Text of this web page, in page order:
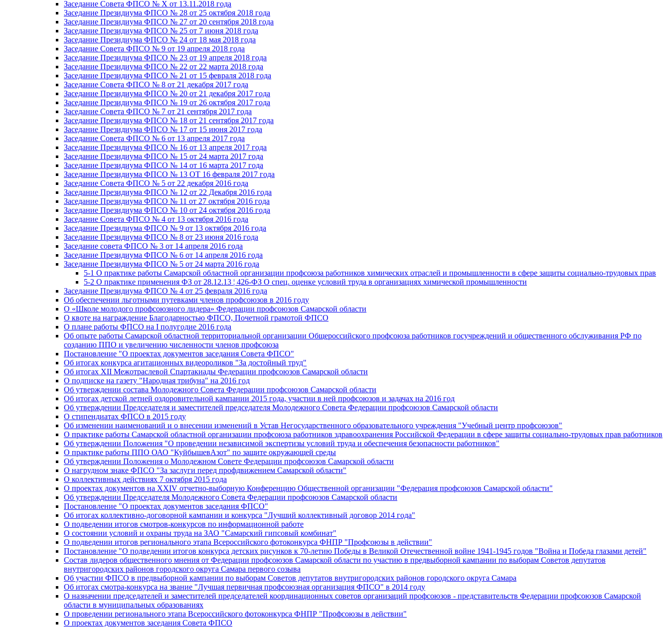
Заседание Совета ФПСО № X от 13.11.2018 года
Заседание Президиума ФПСО № 28 от 25 октября 2018 года
Заседание Президиума ФПСО № 27 от 20 сентября 2018 года
Заседание Президиума ФПСО № 25 от 7 июня 2018 года
Заседание Президиума ФПСО № 24 от 18 мая 2018 года
Заседание Совета ФПСО № 9 от 19 апреля 2018 года
Заседание Президиума ФПСО № 23 от 19 апреля 2018 года
Заседание Президиума ФПСО № 22 от 22 марта 2018 года
Заседание Президиума ФПСО № 21 от 15 февраля 2018 года
Заседание Совета ФПСО № 8 от 21 декабря 2017 года
Заседание Президиума ФПСО № 20 от 21 декабря 2017 года
Заседание Президиума ФПСО № 19 от 26 октября 2017 года
Заседание Совета ФПСО № 7 от 21 сентября 2017 года
Заседание Президиума ФПСО № 18 от 21 сентября 2017 года
Заседание Президиума ФПСО № 17 от 15 июня 2017 года
Заседание Совета ФПСО № 6 от 13 апреля 2017 года
Заседание Президиума ФПСО № 16 от 13 апреля 2017 года
Заседание Президиума ФПСО № 15 от 24 марта 2017 года
Заседание Президиума ФПСО № 14 от 16 марта 2017 года
Заседание Президиума ФПСО № 13 ОТ 16 февраля 2017 года
Заседание Совета ФПСО № 5 от 22 декабря 2016 года
Заседание Президиума ФПСО № 12 от 22 Декабря 2016 года
Заседание Президиума ФПСО № 11 от 27 октября 2016 года
Заседание Президиума ФПСО № 10 от 24 октября 2016 года
Заседание Совета ФПСО № 4 от 13 октября 2016 года
Заседание Президиума ФПСО № 9 от 13 октября 2016 года
Заседание Президиума ФПСО № 8 от 23 июня 2016 года
Заседание совета ФПСО № 3 от 14 апреля 2016 года
Заседание Президиума ФПСО № 6 от 14 апреля 2016 года
Заседание Президиума ФПСО № 5 от 24 марта 2016 года
5-1 О практике работы Самарской областной организации профсоюза работников химических отраслей и промышленности в сфере защиты социально-трудовых прав
5-2 О практике применения ФЗ от 28.12.13 ¦ 426-ФЗ О спец. оценке условий труда в организациях химической промышленности
Заседание Президиума ФПСО № 4 от 25 февраля 2016 года
Об обеспечении льготными путевками членов профсоюзов в 2016 году
О «Школе молодого профсоюзного лидера» Федерации профсоюзов Самарской области
О квоте на награждение Благодарностью ФПСО, Почетной грамотой ФПСО
О плане работы ФПСО на I полугодие 2016 года
Об опыте работы Самарской областной территориальной организации Общероссийского профсоюза работников госучреждений и общественного обслуживания РФ по
созданию ППО и увеличению численности членов профсоюза
Постановление "О проектах документов заседания Совета ФПСО"
Об итогах конкурса агитационных видеороликов "За достойный труд"
Об итогах XII Межотраслевой Спартакиады Федерации профсоюзов Самарской области
О подписке на газету "Народная трибуна" на 2016 год
Об утверждении состава Молодежного Совета Федерации профсоюзов Самарской области
Об итогах детской летней оздоровительной кампании 2015 года, участии в ней профсоюзов и задачах на 2016 год
Об утверждении Председателя и заместителей председателя Молодежного Совета Федерации профсоюзов Самарской области
О стипендиатах ФПСО в 2015 году
Об изменении наименований и о внесении изменений в Устав Негосударственного образовательного учреждения "Учебный центр профсоюзов"
О практике работы Самарской областной организации профсоюза работников здравоохранения Российской Федерации в сфере защиты социально-трудовых прав работников
Об утверждении Положения "О проведении независимой экспертизы условий труда и обеспечения безопасности работников"
О практике работы ППО ОАО "КуйбышевАзот" по защите окружающей среды
Об утверждении Положения о Молодежном Совете Федерации профсоюзов Самарской области
О нагрудном знаке ФПСО "За заслуги перед профдвижением Самарской области"
О коллективных действиях 7 октября 2015 года
О проектах документов на XXIV отчетно-выборную Конференцию Общественной организации "Федерация профсоюзов Самарской области"
Об утверждении Председателя Молодежного Совета Федерации профсоюзов Самарской области
Постановление "О проектах документов заседания ФПСО"
Об итогах коллективно-договорной кампании и конкурса "Лучший коллективный договор 2014 года"
О подведении итогов смотров-конкурсов по информационной работе
О состоянии условий и охраны труда на ЗАО "Самарский гипсовый комбинат"
О подведении итогов регионального этапа Всероссийского фотоконкурса ФНПР "Профсоюзы в действии"
Постановление "О подведении итогов конкурса детских рисунков к 70-летию Победы в Великой Отечественной войне 1941-1945 годов "Война и Победа глазами детей"
Состав лидеров общественного мнения от Федерации профсоюзов Самарской области по участию в предвыборной кампании по выборам Советов депутатов
внутригородских районов городского округа Самара первого созыва
Об участии ФПСО в предвыборной кампании по выборам Советов депутатов внутригородских районов городского округа Самара
Об итогах смотра-конкурса на звание "Лучшая первичная профсоюзная организация ФПСО" в 2014 году
О назначении председателей и заместителей председателей координационных советов организаций профсоюзов - представительств Федерации профсоюзов Самарской
области в муниципальных образованиях
О проведении регионального этапа Всероссийского фотоконкурса ФНПР "Профсоюзы в действии"
О проектах документов заседания Совета ФПСО